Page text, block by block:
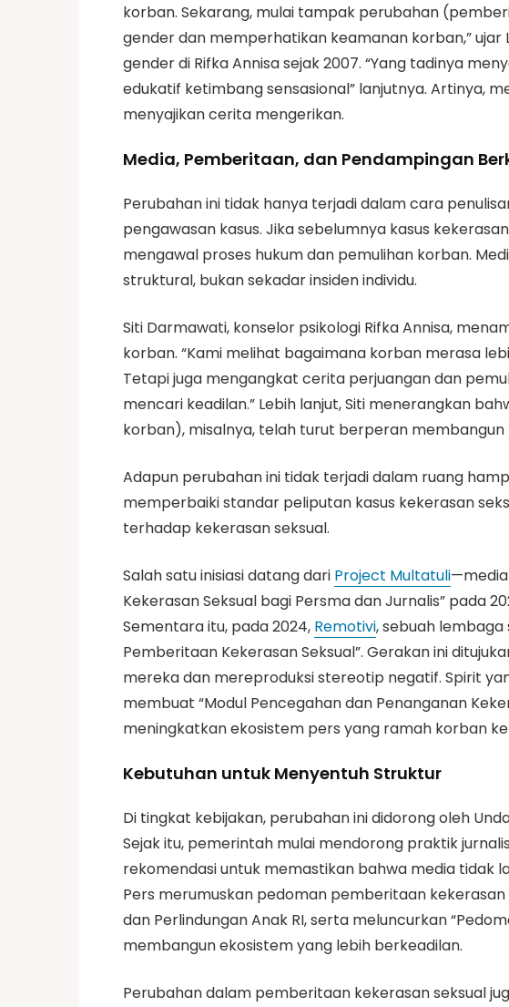
korban. Sekarang, mulai tampak perubahan
gender dan memperhatikan keamanan korban,”
gender di Rifka Annisa sejak 2007. “Yang tadinya
edukatif ketimbang sensasional” lanjutnya. Artinya,
menyajikan cerita mengerikan.
Media, Pemberitaan, dan Pendampingan
Perubahan ini tidak hanya terjadi dalam cara
pengawasan kasus. Jika sebelumnya kasus
mengawal proses hukum dan pemulihan korban.
struktural, bukan sekadar insiden individu.
Siti Darmawati, konselor psikologi Rifka Annisa,
korban. “Kami melihat bagaimana korban merasa
Tetapi juga mengangkat cerita perjuangan dan
mencari keadilan.” Lebih lanjut, Siti menerangkan
korban), misalnya, telah turut berperan
Adapun perubahan ini tidak terjadi dalam ruang
memperbaiki standar peliputan kasus kekerasan
terhadap kekerasan seksual.
Salah satu inisiasi datang dari Project Multatuli
Kekerasan Seksual bagi Persma dan Jurnalis” pada
Sementara itu, pada 2024, Remotivi, sebuah
Pemberitaan Kekerasan Seksual”. Gerakan ini
mereka dan mereproduksi stereotip negatif. Spirit
membuat “Modul Pencegahan dan Penanganan
meningkatkan ekosistem pers yang ramah korban
Kebutuhan untuk Menyentuh Struktur
Di tingkat kebijakan, perubahan ini didorong oleh
Sejak itu, pemerintah mulai mendorong praktik
rekomendasi untuk memastikan bahwa media tidak
Pers merumuskan pedoman pemberitaan
dan Perlindungan Anak RI, serta meluncurkan
membangun ekosistem yang lebih berkeadilan.
Perubahan dalam pemberitaan kekerasan seksual